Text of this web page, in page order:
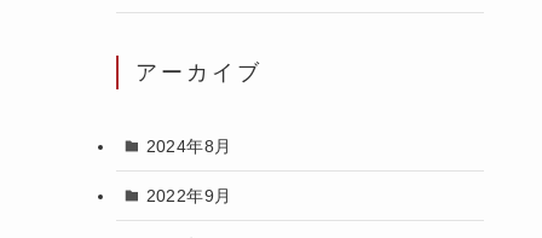
アーカイブ
2024年8月
2022年9月